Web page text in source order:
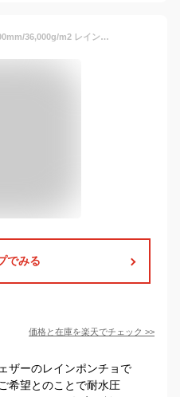
レインコート 耐水/透湿 20,000mm/36,000g/m2 レインポンチョ/ポンチョ レインウェア/レインスーツ 通気性 雨具/カッパ/雨合羽 メンズ レディース 通勤/通学/自転車/アウトドア ユニセックス LAD WEATHER ラドウェザー 送料無料
でみる
価格と在庫を楽天でチェック >>
ザーのレインポンチョで
希望とのことで耐水圧